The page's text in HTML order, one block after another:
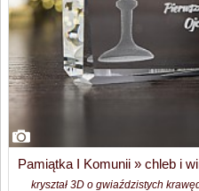
Pamiątka I Komunii » chleb i
kryształ 3D o gwiaździstych